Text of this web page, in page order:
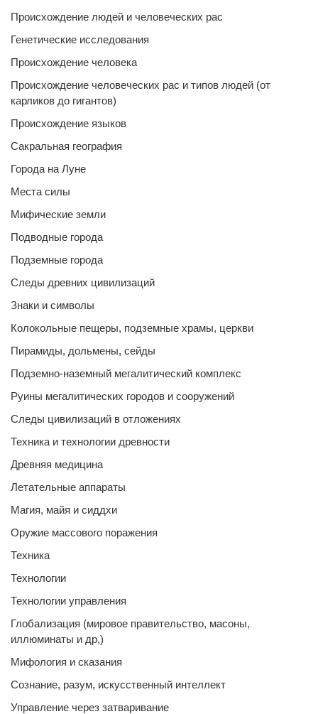
Происхождение людей и человеческих рас
Генетические исследования
Происхождение человека
Происхождение человеческих рас и типов людей (от
карликов до гигантов)
Происхождение языков
Сакральная география
Города на Луне
Места силы
Мифические земли
Подводные города
Подземные города
Следы древних цивилизаций
Знаки и символы
Колокольные пещеры, подземные храмы, церкви
Пирамиды, дольмены, сейды
Подземно-наземный мегалитический комплекс
Руины мегалитических городов и сооружений
Следы цивилизаций в отложениях
Техника и технологии древности
Древняя медицина
Летательные аппараты
Магия, майя и сиддхи
Оружие массового поражения
Техника
Технологии
Технологии управления
Глобализация (мировое правительство, масоны,
иллюминаты и др,)
Мифология и сказания
Сознание, разум, искусственный интеллект
Управление через затваривание